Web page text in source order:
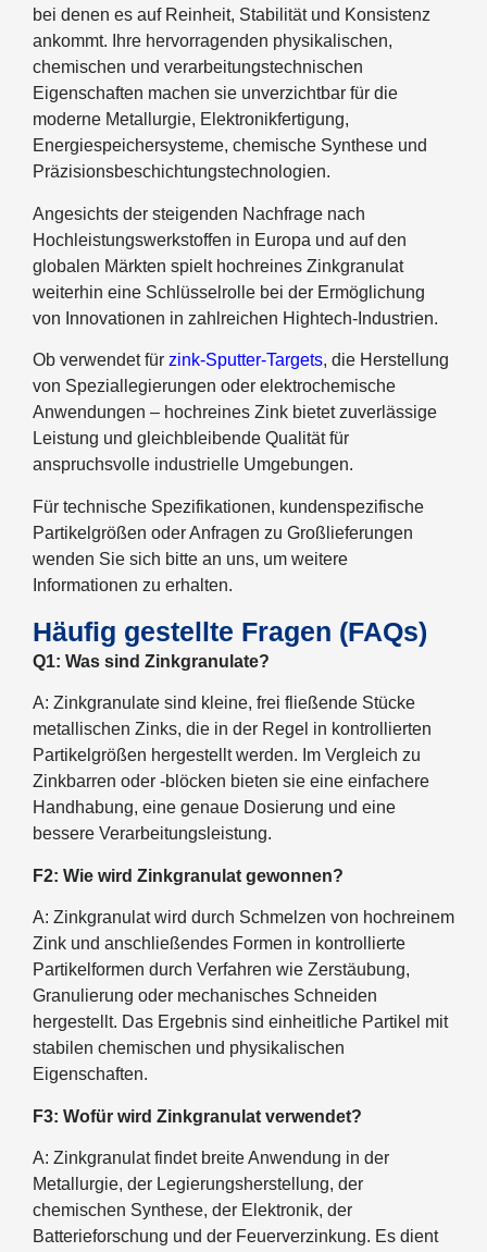
bei denen es auf Reinheit, Stabilität und Konsistenz
ankommt. Ihre hervorragenden physikalischen,
chemischen und verarbeitungstechnischen
Eigenschaften machen sie unverzichtbar für die
moderne Metallurgie, Elektronikfertigung,
Energiespeichersysteme, chemische Synthese und
Präzisionsbeschichtungstechnologien.
Angesichts der steigenden Nachfrage nach
Hochleistungswerkstoffen in Europa und auf den
globalen Märkten spielt hochreines Zinkgranulat
weiterhin eine Schlüsselrolle bei der Ermöglichung
von Innovationen in zahlreichen Hightech-Industrien.
Ob verwendet für zink-Sputter-Targets, die Herstellung
von Speziallegierungen oder elektrochemische
Anwendungen – hochreines Zink bietet zuverlässige
Leistung und gleichbleibende Qualität für
anspruchsvolle industrielle Umgebungen.
Für technische Spezifikationen, kundenspezifische
Partikelgrößen oder Anfragen zu Großlieferungen
wenden Sie sich bitte an uns, um weitere
Informationen zu erhalten.
Häufig gestellte Fragen (FAQs)
Q1: Was sind Zinkgranulate?
A: Zinkgranulate sind kleine, frei fließende Stücke
metallischen Zinks, die in der Regel in kontrollierten
Partikelgrößen hergestellt werden. Im Vergleich zu
Zinkbarren oder -blöcken bieten sie eine einfachere
Handhabung, eine genaue Dosierung und eine
bessere Verarbeitungsleistung.
F2: Wie wird Zinkgranulat gewonnen?
A: Zinkgranulat wird durch Schmelzen von hochreinem
Zink und anschließendes Formen in kontrollierte
Partikelformen durch Verfahren wie Zerstäubung,
Granulierung oder mechanisches Schneiden
hergestellt. Das Ergebnis sind einheitliche Partikel mit
stabilen chemischen und physikalischen
Eigenschaften.
F3: Wofür wird Zinkgranulat verwendet?
A: Zinkgranulat findet breite Anwendung in der
Metallurgie, der Legierungsherstellung, der
chemischen Synthese, der Elektronik, der
Batterieforschung und der Feuerverzinkung. Es dient